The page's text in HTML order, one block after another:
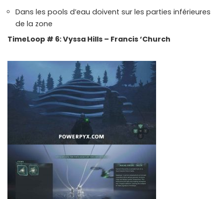
Dans les pools d’eau doivent sur les parties inférieures
de la zone
TimeLoop # 6: Vyssa Hills – Francis ‘Church